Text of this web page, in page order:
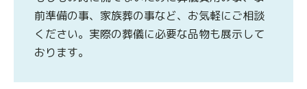
前準備の事、家族葬の事など、お気軽にご相談
ください。実際の葬儀に必要な品物も展示して
おります。